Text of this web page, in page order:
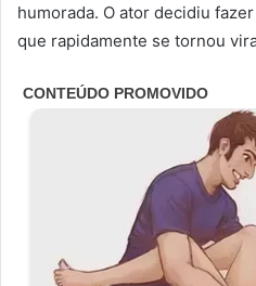
humorada. O ator decidiu
que rapidamente se tornou